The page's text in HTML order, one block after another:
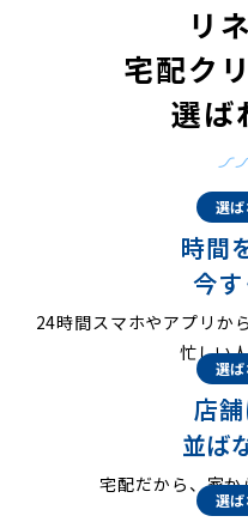
リ
宅配ク
選ば
選
時間
今
24時間スマホやアプリか
忙しい
選
店
並ば
宅配だから、家か
選